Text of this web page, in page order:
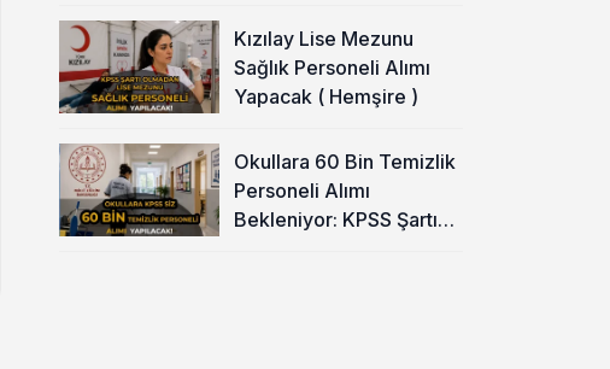
Kızılay Lise Mezunu
Sağlık Personeli Alımı
Yapacak ( Hemşire )
Okullara 60 Bin Temizlik
Personeli Alımı
Bekleniyor: KPSS Şartı